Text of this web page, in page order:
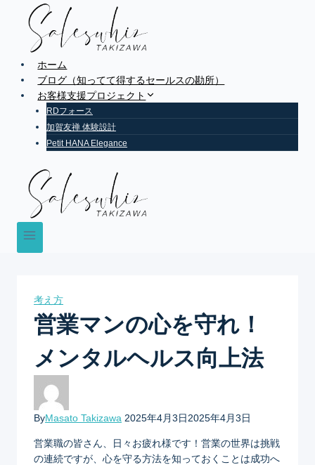
ホーム
ブログ（知ってて得するセールスの勘所）
お客様支援プロジェクト
RDフォース
加賀友禅 体験設計
Petit HANA Elegance
考え方
営業マンの心を守れ！
メンタルヘルス向上法
ByMasato Takizawa 2025年4月3日2025年4月3日
営業職の皆さん、日々お疲れ様です！営業の世界は挑戦
の連続ですが、心を守る方法を知っておくことは成功へ